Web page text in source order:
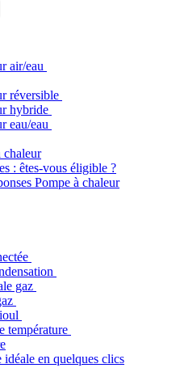
air/eau
réversible
hybride
eau/eau
chaleur
: êtes-vous éligible ?
Pompe à chaleur
gaz
température
idéale en quelques clics